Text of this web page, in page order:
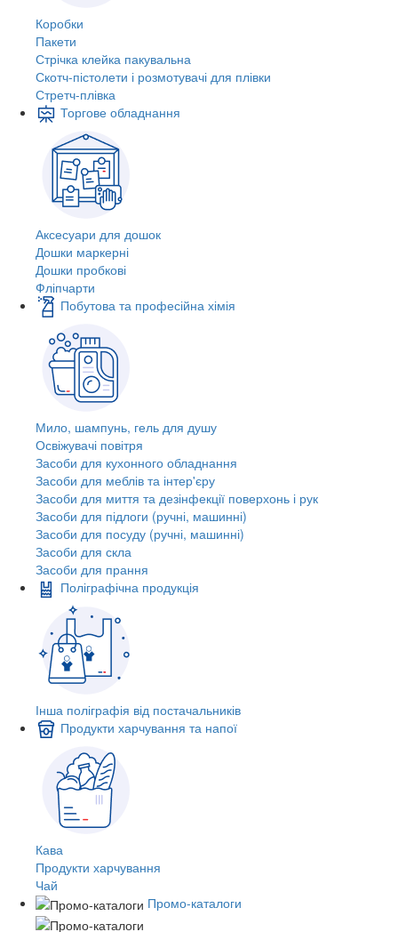
Коробки
Пакети
Стрічка клейка пакувальна
Скотч-пістолети і розмотувачі для плівки
Стретч-плівка
Торгове обладнання
Аксесуари для дошок
Дошки маркерні
Дошки пробкові
Фліпчарти
Побутова та професійна хімія
Мило, шампунь, гель для душу
Освіжувачі повітря
Засоби для кухонного обладнання
Засоби для меблів та інтер'єру
Засоби для миття та дезінфекції поверхонь і рук
Засоби для підлоги (ручні, машинні)
Засоби для посуду (ручні, машинні)
Засоби для скла
Засоби для прання
Поліграфічна продукція
Інша поліграфія від постачальників
Продукти харчування та напої
Кава
Продукти харчування
Чай
Промо-каталоги